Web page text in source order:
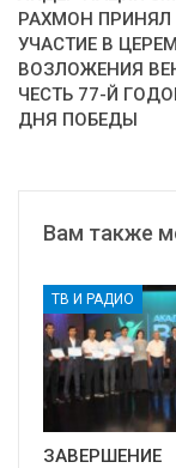
РАХМОН ПРИНЯЛ
УЧАСТИЕ В
ВОЗЛОЖЕНИЯ
ЧЕСТЬ 77-Й
ДНЯ ПОБЕДЫ
Вам также
ТВ И РАДИО
ЗАВЕРШЕНИЕ